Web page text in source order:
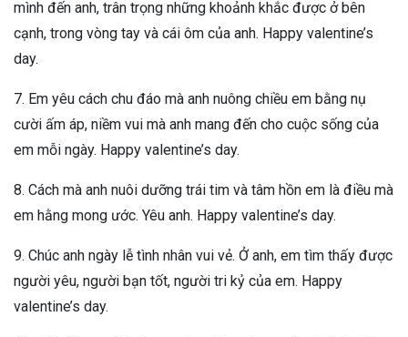
mình đến anh, trân trọng những khoảnh khắc được ở bên
cạnh, trong vòng tay và cái ôm của anh. Happy valentine’s
day.
7. Em yêu cách chu đáo mà anh nuông chiều em bằng nụ
cười ấm áp, niềm vui mà anh mang đến cho cuộc sống của
em mỗi ngày. Happy valentine’s day.
8. Cách mà anh nuôi dưỡng trái tim và tâm hồn em là điều mà
em hằng mong ước. Yêu anh. Happy valentine’s day.
9. Chúc anh ngày lễ tình nhân vui vẻ. Ở anh, em tìm thấy được
người yêu, người bạn tốt, người tri kỷ của em. Happy
valentine’s day.